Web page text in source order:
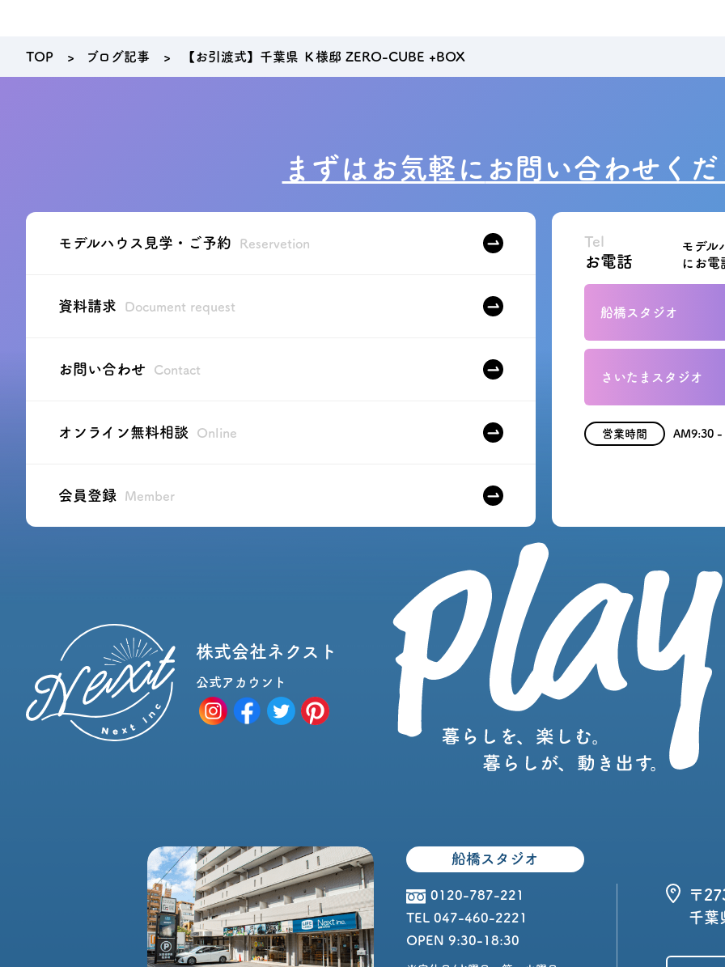
TOP ブログ記事 【お引渡式】千葉県 Ｋ様邸 ZERO-CUBE +BOX
まずはお気軽に お問い合わせく
モデルハウス見学・ご予約 Reservetion
資料請求 Document request
お問い合わせ Contact
オンライン無料相談 Online
会員登録 Member
Tel
お電話
モデル
にお電
船橋スタジオ
さいたまスタジオ
営業時間 AM9:30 -
株式会社ネクスト
公式アカウント
船橋スタジオ
0120-787-221
TEL 047-460-2221
OPEN 9:30-18:30
〒
千葉